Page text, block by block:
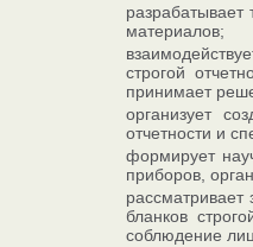
материалов;
строгой
принимает
организует
отчетности и
формирует
приборов,
рассматривает
бланков
соблюдение